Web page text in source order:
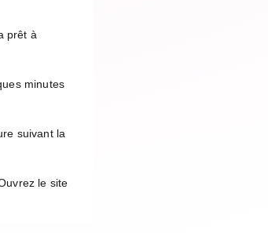
prêt à
minutes
suivant la
le site